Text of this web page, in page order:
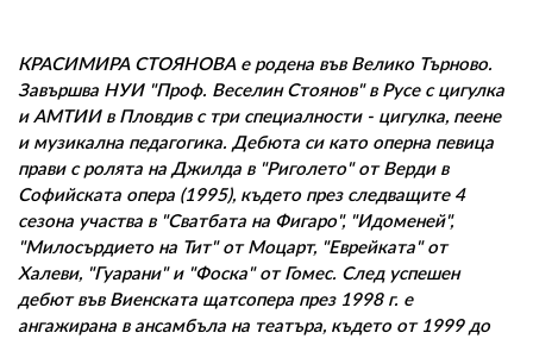
КРАСИМИРА СТОЯНОВА е родена във Велико Търново.
Завършва НУИ "Проф. Веселин Стоянов" в Русе с цигулка
и АМТИИ в Пловдив с три специалности - цигулка, пеене
и музикална педагогика. Дебюта си като оперна певица
прави с ролята на Джилда в "Риголето" от Верди в
Софийската опера (1995), където през следващите 4
сезона участва в "Сватбата на Фигаро", "Идоменей",
"Милосърдието на Тит" от Моцарт, "Еврейката" от
Халеви, "Гуарани" и "Фоска" от Гомес. След успешен
дебют във Виенската щатсопера през 1998 г. е
ангажирана в ансамбъла на театъра, където от 1999 до